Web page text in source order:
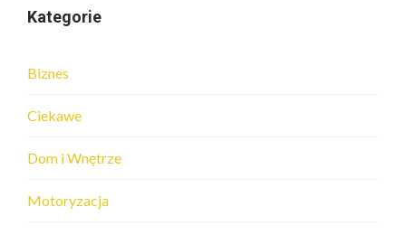
Kategorie
Biznes
Ciekawe
Dom i Wnętrze
Motoryzacja